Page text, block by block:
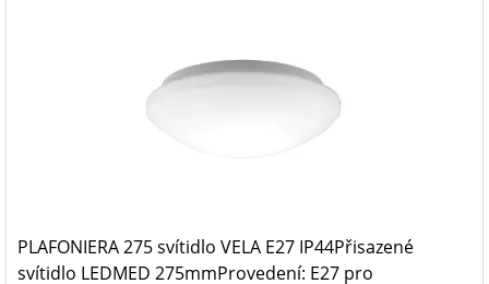
PLAFONIERA 275 svítidlo VELA E27 IP44Přisazené
svítidlo LEDMED 275mmProvedení: E27 pro